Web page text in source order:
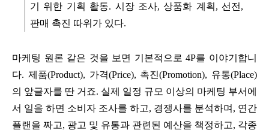
기 위한 기획 활동. 시장 조사, 상품화 계획, 선전,
판매 촉진 따위가 있다.
마케팅 원론 같은 것을 보면 기본적으로 4P를 이야기합니
다. 제품(Product), 가격(Price), 촉진(Promotion), 유통(Place)
의 앞글자를 딴 거죠. 실제 일정 규모 이상의 마케팅 부서에
서 일을 하면 소비자 조사를 하고, 경쟁사를 분석하며, 연간
플랜을 짜고, 광고 및 유통과 관련된 예산을 책정하고, 각종